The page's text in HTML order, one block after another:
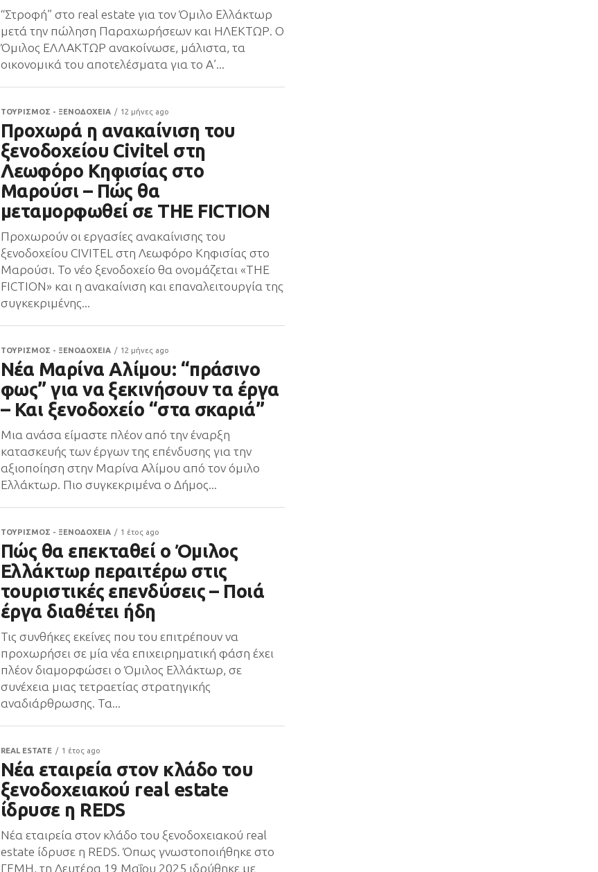
“Στροφή” στο real estate για τον Όμιλο Ελλάκτωρ
μετά την πώληση Παραχωρήσεων και ΗΛΕΚΤΩΡ. Ο
Όμιλος ΕΛΛΑΚΤΩΡ ανακοίνωσε, μάλιστα, τα
οικονομικά του αποτελέσματα για το Α’...
ΤΟΥΡΙΣΜΟΣ - ΞΕΝΟΔΟΧΕΙΑ 12 μήνες ago
Προχωρά η ανακαίνιση του
ξενοδοχείου Civitel στη
Λεωφόρο Κηφισίας στο
Μαρούσι – Πώς θα
μεταμορφωθεί σε THE FICTION
Προχωρούν οι εργασίες ανακαίνισης του
ξενοδοχείου CIVITEL στη Λεωφόρο Κηφισίας στο
Μαρούσι. Το νέο ξενοδοχείο θα ονομάζεται «THE
FICTION» και η ανακαίνιση και επαναλειτουργία της
συγκεκριμένης...
ΤΟΥΡΙΣΜΟΣ - ΞΕΝΟΔΟΧΕΙΑ 12 μήνες ago
Νέα Μαρίνα Αλίμου: “πράσινο
φως” για να ξεκινήσουν τα έργα
– Και ξενοδοχείο “στα σκαριά”
Μια ανάσα είμαστε πλέον από την έναρξη
κατασκευής των έργων της επένδυσης για την
αξιοποίηση στην Μαρίνα Αλίμου από τον όμιλο
Ελλάκτωρ. Πιο συγκεκριμένα ο Δήμος...
ΤΟΥΡΙΣΜΟΣ - ΞΕΝΟΔΟΧΕΙΑ 1 έτος ago
Πώς θα επεκταθεί ο Όμιλος
Ελλάκτωρ περαιτέρω στις
τουριστικές επενδύσεις – Ποιά
έργα διαθέτει ήδη
Τις συνθήκες εκείνες που του επιτρέπουν να
προχωρήσει σε μία νέα επιχειρηματική φάση έχει
πλέον διαμορφώσει ο Όμιλος Ελλάκτωρ, σε
συνέχεια μιας τετραετίας στρατηγικής
αναδιάρθρωσης. Τα...
REAL ESTATE 1 έτος ago
Νέα εταιρεία στον κλάδο του
ξενοδοχειακού real estate
ίδρυσε η REDS
Νέα εταιρεία στον κλάδο του ξενοδοχειακού real
estate ίδρυσε η REDS. Όπως γνωστοποιήθηκε στο
ΓΕΜΗ, τη Δευτέρα 19 Μαΐου 2025 ιδρύθηκε με